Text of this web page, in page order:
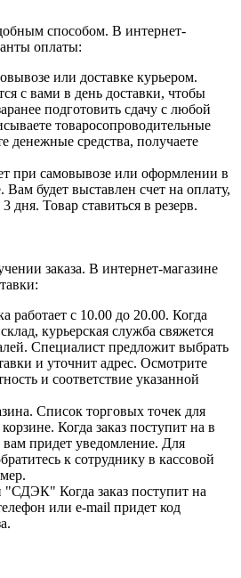
способом. В интернет-
оплаты:
или доставке курьером.
с вами в день доставки, чтобы
подготовить сдачу с любой
товаросопроводительные
денежные средства, получаете
при самовывозе или оформлении в
Вам будет выставлен счет на оплату,
дня. Товар ставиться в резерв.
заказа. В интернет-магазине
работает с 10.00 до 20.00. Когда
курьерская служба свяжется
Специалист предложит выбрать
и уточнит адрес. Осмотрите
и соответствие указанной
Список торговых точек для
Когда заказ поступит на в
придет уведомление. Для
к сотруднику в кассовой
Когда заказ поступит на
или e-mail придет код